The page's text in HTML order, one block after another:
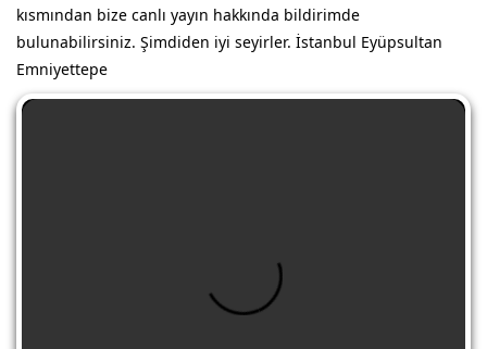
kısmından bize canlı yayın hakkında bildirimde
bulunabilirsiniz. Şimdiden iyi seyirler. İstanbul Eyüpsultan
Emniyettepe